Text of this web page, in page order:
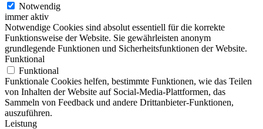
Notwendig
immer aktiv
Notwendige Cookies sind absolut essentiell für die korrekte
Funktionsweise der Website. Sie gewährleisten anonym
grundlegende Funktionen und Sicherheitsfunktionen der Website.
Funktional
Funktional
Funktionale Cookies helfen, bestimmte Funktionen, wie das Teilen
von Inhalten der Website auf Social-Media-Plattformen, das
Sammeln von Feedback und andere Drittanbieter-Funktionen,
auszuführen.
Leistung